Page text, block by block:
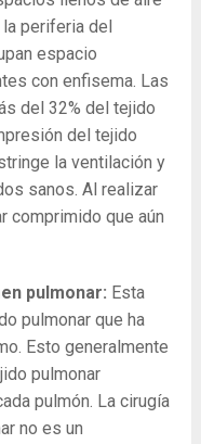
periferia del
espacio
con enfisema. Las
del 32% del tejido
del tejido
la ventilación y
sanos. Al realizar
comprimido que aún
pulmonar: Esta
pulmonar que ha
Esto generalmente
pulmonar
pulmón. La cirugía
no es un